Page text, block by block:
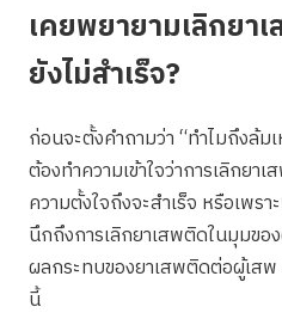
เคยพยายามเลิกยา
ยังไม่สำเร็จ?
ก่อนจะตั้งคำถามว่า “ทำไมถึงล้ม
ต้องทำความเข้าใจว่าการเลิกยา
ความตั้งใจถึงจะสำเร็จ หรือเพร
นึกถึงการเลิกยาเสพติดในมุมขอ
ผลกระทบของยาเสพติดต่อผู้เสพ
นี้